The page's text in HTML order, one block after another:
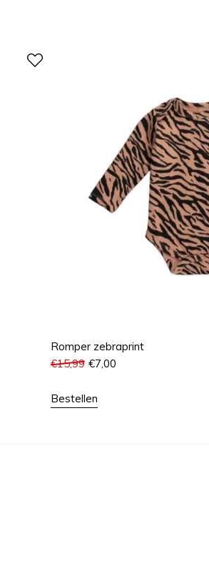
Romper zebraprint
€15,99 €7,00
Bestellen